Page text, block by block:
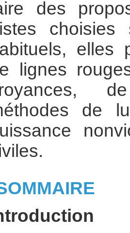
des
choisies
elles
lignes
de